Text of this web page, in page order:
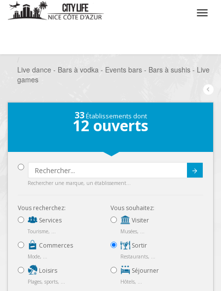
Live dance - Bars à vodka - Events bars - Bars à sushis - Live
games
33Établissements dont
12 ouverts
Rechercher une marque, un établissement...
Vous recherchez:
Services
Tourisme, ...
Commerces
Mode, ...
Loisirs
Plages, sports, ...
Vous souhaitez:
Visiter
Musées, ...
Sortir
Restaurants, ...
Séjourner
Hôtels, ...